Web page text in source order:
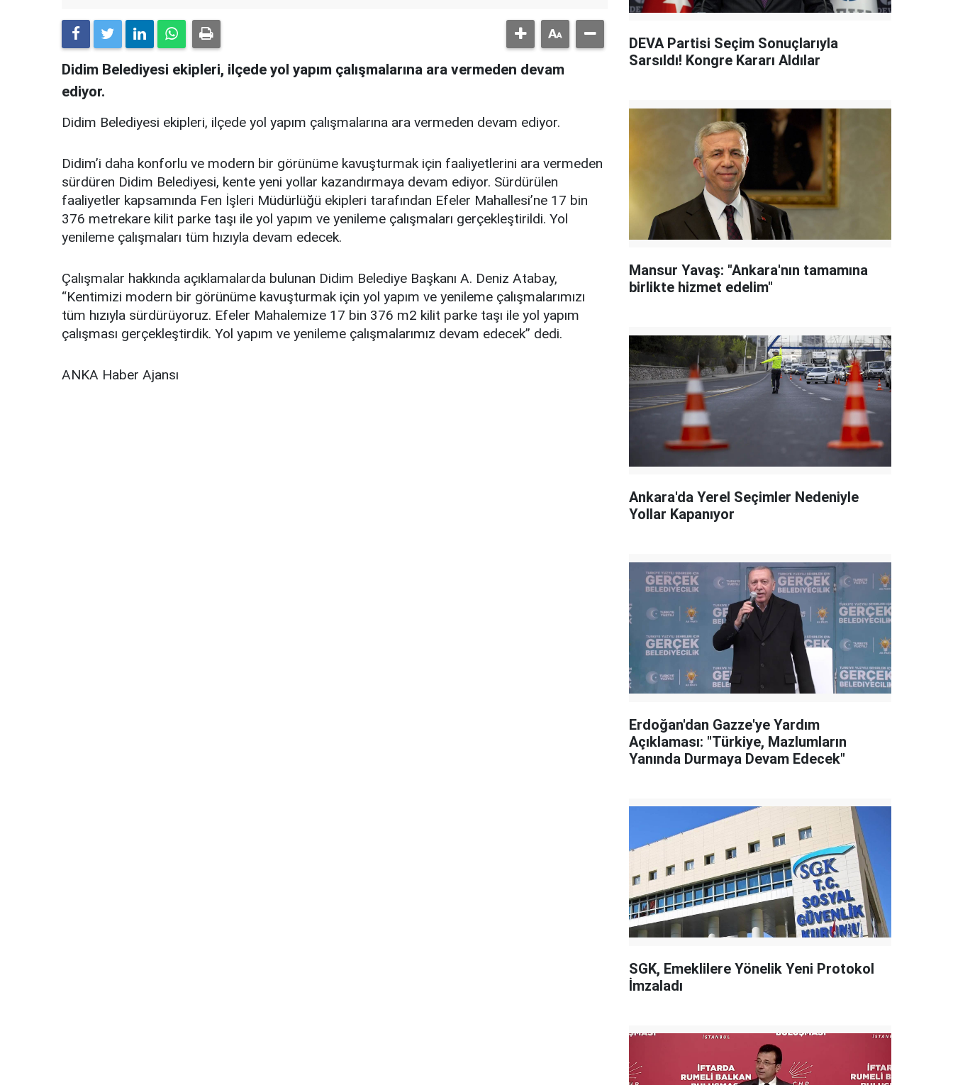
Didim Belediyesi ekipleri, ilçede yol yapım çalışmalarına ara vermeden devam
ediyor.
Didim Belediyesi ekipleri, ilçede yol yapım çalışmalarına ara vermeden devam ediyor.
Didim’i daha konforlu ve modern bir görünüme kavuşturmak için faaliyetlerini ara vermeden
sürdüren Didim Belediyesi, kente yeni yollar kazandırmaya devam ediyor. Sürdürülen
faaliyetler kapsamında Fen İşleri Müdürlüğü ekipleri tarafından Efeler Mahallesi’ne 17 bin
376 metrekare kilit parke taşı ile yol yapım ve yenileme çalışmaları gerçekleştirildi. Yol
yenileme çalışmaları tüm hızıyla devam edecek.
Çalışmalar hakkında açıklamalarda bulunan Didim Belediye Başkanı A. Deniz Atabay,
“Kentimizi modern bir görünüme kavuşturmak için yol yapım ve yenileme çalışmalarımızı
tüm hızıyla sürdürüyoruz. Efeler Mahalemize 17 bin 376 m2 kilit parke taşı ile yol yapım
çalışması gerçekleştirdik. Yol yapım ve yenileme çalışmalarımız devam edecek” dedi.
ANKA Haber Ajansı
DEVA Partisi Seçim Sonuçlarıyla
Sarsıldı! Kongre Kararı Aldılar
Mansur Yavaş: "Ankara'nın tamamına
birlikte hizmet edelim"
Ankara'da Yerel Seçimler Nedeniyle
Yollar Kapanıyor
Erdoğan'dan Gazze'ye Yardım
Açıklaması: "Türkiye, Mazlumların
Yanında Durmaya Devam Edecek"
SGK, Emeklilere Yönelik Yeni Protokol
İmzaladı